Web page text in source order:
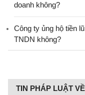
doanh không?
Công ty ủng hộ tiền
TNDN không?
TIN PHÁP LUẬT